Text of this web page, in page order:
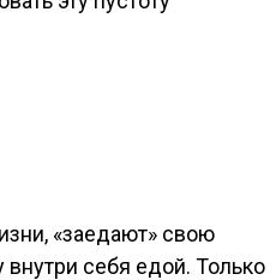
«заедают» свою
себя едой. Только